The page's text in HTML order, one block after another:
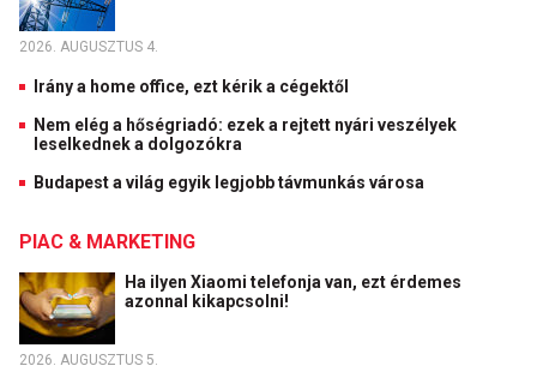
2026. AUGUSZTUS 4.
Irány a home office, ezt kérik a cégektől
Nem elég a hőségriadó: ezek a rejtett nyári veszélyek
leselkednek a dolgozókra
Budapest a világ egyik legjobb távmunkás városa
PIAC & MARKETING
Ha ilyen Xiaomi telefonja van, ezt érdemes
azonnal kikapcsolni!
2026. AUGUSZTUS 5.